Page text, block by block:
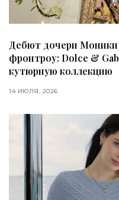
Дебют дочери
фронтроу: Dolce &
кутюрную коллекцию
14 ИЮЛЯ, 2026